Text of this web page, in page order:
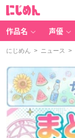
作品名 声優
にじめん > ニュース >